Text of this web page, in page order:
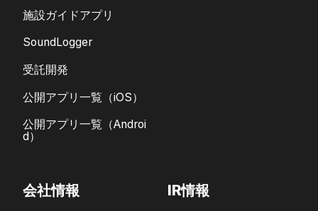
施設ガイドアプリ
SoundLogger
受託開発
公開アプリ一覧（iOS）
公開アプリ一覧（Androi
d）
会社情報 IR情報